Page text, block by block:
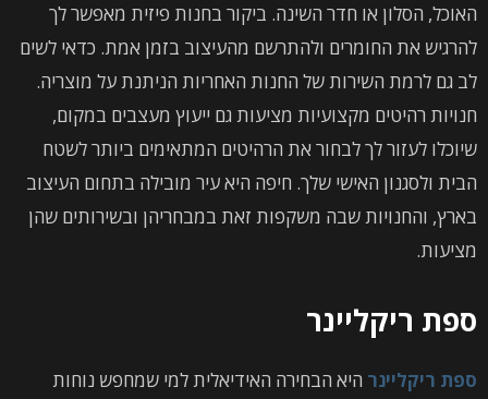
האוכל, הסלון או חדר השינה. ביקור בחנות פיזית מאפשר לך
להרגיש את החומרים ולהתרשם מהעיצוב בזמן אמת. כדאי לשים
לב גם לרמת השירות של החנות האחריות הניתנת על מוצריה.
חנויות רהיטים מקצועיות מציעות גם ייעוץ מעצבים במקום,
שיוכלו לעזור לך לבחור את הרהיטים המתאימים ביותר לשטח
הבית ולסגנון האישי שלך. חיפה היא עיר מובילה בתחום העיצוב
בארץ, והחנויות שבה משקפות זאת במבחריהן ובשירותים שהן
מציעות.
ספת ריקליינר
ספת ריקליינר היא הבחירה האידיאלית למי שמחפש נוחות